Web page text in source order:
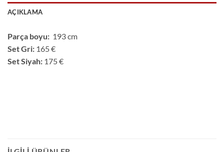
AÇIKLAMA
Parça boyu: 193 cm
Set Gri: 165 €
Set Siyah: 175 €